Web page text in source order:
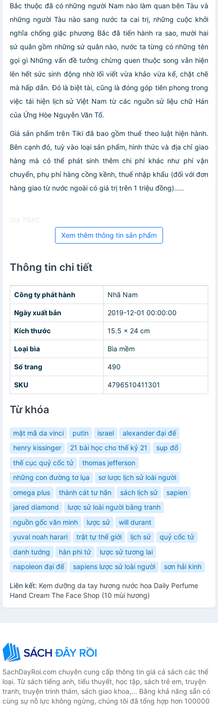
Bắc thuộc đã có những người Nam nào làm quan bên Tàu và
những người Tàu nào sang nước ta cai trị, những cuộc khởi
nghĩa chống giặc phương Bắc đã tiến hành ra sao, mười hai
sứ quân gồm những sứ quân nào, nước ta từng có những tên
gọi gì Những vấn đề tưởng chừng quen thuộc song vẫn hiện
lên hết sức sinh động nhờ lối viết vừa khảo vừa kể, chặt chẽ
mà hấp dẫn. Đó là biệt tài, cũng là đóng góp tiên phong trong
việc tái hiện lịch sử Việt Nam từ các nguồn sử liệu chữ Hán
của Ứng Hòe Nguyễn Văn Tố.
Giá sản phẩm trên Tiki đã bao gồm thuế theo luật hiện hành.
Bên cạnh đó, tuỳ vào loại sản phẩm, hình thức và địa chỉ giao
hàng mà có thể phát sinh thêm chi phí khác như phí vận
chuyển, phụ phí hàng cồng kềnh, thuế nhập khẩu (đối với đơn
hàng giao từ nước ngoài có giá trị trên 1 triệu đồng).....
Giá TRAC
Xem thêm thông tin sản phẩm
Thông tin chi tiết
Công ty phát hành Nhã Nam
Ngày xuất bản 2019-12-01 00:00:00
Kích thước 15.5 x 24 cm
Loại bìa Bìa mềm
Số trang 490
SKU 4796510411301
Từ khóa
mật mã da vinci putin israel
alexander đại đế
henry kissinger
21 bài học cho thế kỷ 21
sụp đổ
thế cục quỷ cốc tử
thomas jefferson
những con đường tơ lụa
sơ lược lịch sử loài người
omega plus
thành cát tư hãn sách lịch sử
sapien
jared diamond
lược sử loài người bằng tranh
nguồn gốc văn minh
lược sử
will durant
yuval noah harari
trật tự thế giới lịch sử
quỷ cốc tử
danh tướng
hàn phi tử
lược sử tương lai
napoleon đại đế
sapiens lược sử loài người sơn hải kinh
Liên kết: Kem dưỡng da tay hương nước hoa Daily Perfume
Hand Cream The Face Shop (10 mùi hương)
SachDayRoi.com chuyên cung cấp thông tin giá cả sách các thể
loại. Từ sách tiếng anh, tiểu thuyết, học tập, sách trẻ em, truyện
tranh, truyện trinh thám, sách giao khoa,... Bằng khả năng sẵn có
cùng sự nỗ lực không ngừng, chúng tôi đã tổng hợp hơn 100000